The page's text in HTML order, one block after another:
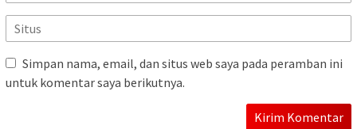
Simpan nama, email, dan situs web saya pada peramban ini
untuk komentar saya berikutnya.